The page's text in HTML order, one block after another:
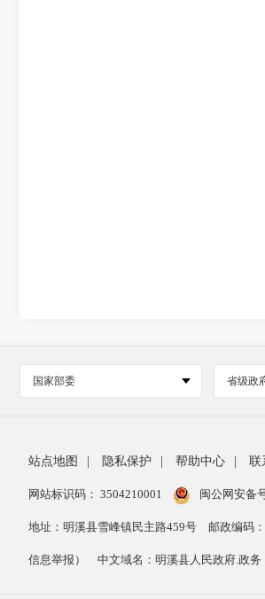
国家部委 省级政
站点地图 隐私保护 帮助中心 联
网站标识码： 3504210001 闽公网安备
地址：明溪县雪峰镇民主路459号 邮政编码
信息举报） 中文域名：明溪县人民政府.政务